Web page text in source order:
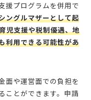
援プログラムを併用で
ングルマザーとして起
児支援や税制優遇、地
利用できる可能性があ
面や運営面での負担を
ことができます。申請